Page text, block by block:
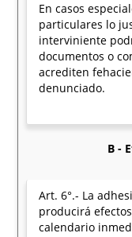
En casos
particulares lo
interviniente
documentos o
acrediten
denunciado.
B -
Art. 6°.- La
producirá
calendario